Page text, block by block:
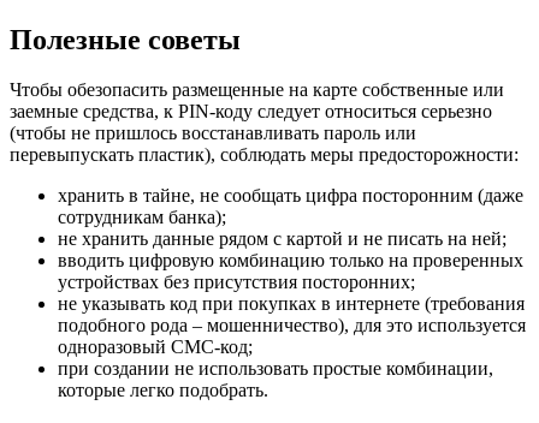
Полезные советы
Чтобы обезопасить размещенные на карте собственные или
заемные средства, к PIN-коду следует относиться серьезно
(чтобы не пришлось восстанавливать пароль или
перевыпускать пластик), соблюдать меры предосторожности:
хранить в тайне, не сообщать цифра посторонним (даже
сотрудникам банка);
не хранить данные рядом с картой и не писать на ней;
вводить цифровую комбинацию только на проверенных
устройствах без присутствия посторонних;
не указывать код при покупках в интернете (требования
подобного рода – мошенничество), для это используется
одноразовый СМС-код;
при создании не использовать простые комбинации,
которые легко подобрать.